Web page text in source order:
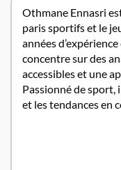
Othmane Ennasri
paris sportifs et le
années
concentre sur des
accessibles et une
Passionné de
et les tendances en